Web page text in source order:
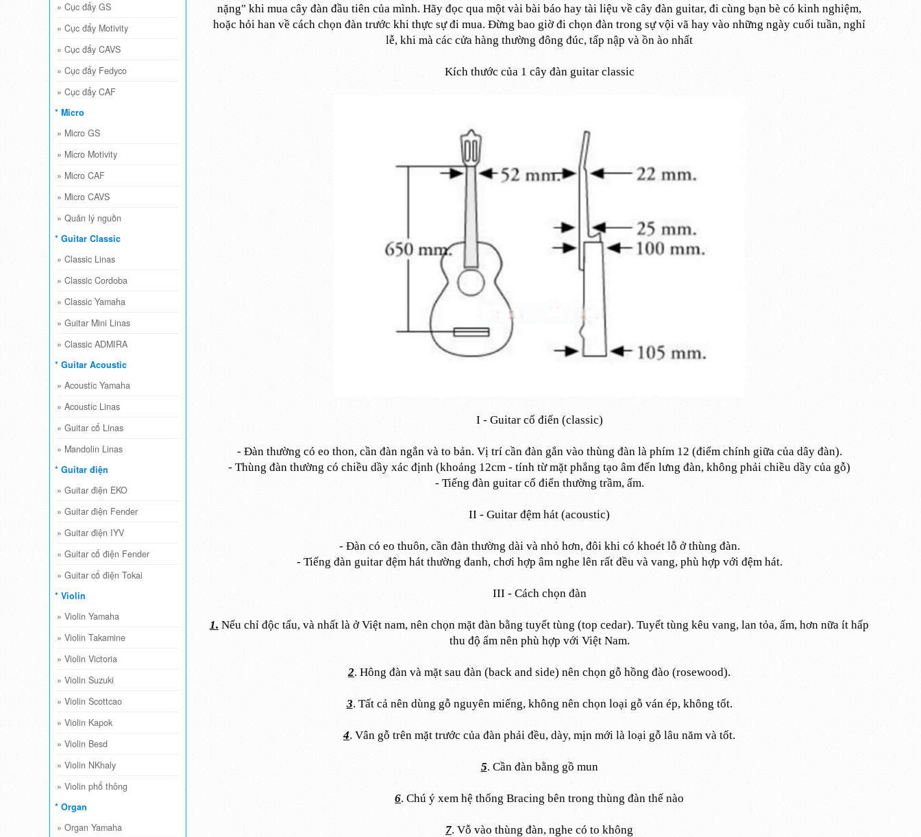
» Cục đẩy GS
» Cục đẩy Motivity
» Cục đẩy CAVS
» Cục đẩy Fedyco
» Cục đẩy CAF
* Micro
» Micro GS
» Micro Motivity
» Micro CAF
» Micro CAVS
» Quản lý nguồn
* Guitar Classic
» Classic Linas
» Classic Cordoba
» Classic Yamaha
» Guitar Mini Linas
» Classic ADMIRA
* Guitar Acoustic
» Acoustic Yamaha
» Acoustic Linas
» Guitar cổ Linas
» Mandolin Linas
* Guitar điện
» Guitar điện EKO
» Guitar điện Fender
» Guitar điện IYV
» Guitar cổ điện Fender
» Guitar cổ điện Tokai
* Violin
» Violin Yamaha
» Violin Takamine
» Violin Victoria
» Violin Suzuki
» Violin Scottcao
» Violin Kapok
» Violin Besd
» Violin NKhaly
» Violin phổ thông
* Organ
» Organ Yamaha
nặng" khi mua cây đàn đầu tiên của mình. Hãy đọc qua một vài bài báo hay tài liệu về cây đàn guitar, đi cùng bạn bè có kinh nghiệm,
hoặc hỏi han về cách chọn đàn trước khi thực sự đi mua. Đừng bao giờ đi chọn đàn trong sự vội vã hay vào những ngày cuối tuần, nghỉ
lễ, khi mà các cửa hàng thường đông đúc, tấp nập và ồn ào nhất
Kích thước của 1 cây đàn guitar classic
I - Guitar cổ điển (classic)
- Đàn thường có eo thon, cần đàn ngắn và to bản. Vị trí cần đàn gắn vào thùng đàn là phím 12 (điểm chính giữa của dây đàn).
- Thùng đàn thường có chiều dầy xác định (khoảng 12cm - tính từ mặt phẳng tạo âm đến lưng đàn, không phải chiều dầy của gỗ)
- Tiếng đàn guitar cổ điển thường trầm, ấm.
II - Guitar đệm hát (acoustic)
- Đàn có eo thuôn, cần đàn thường dài và nhỏ hơn, đôi khi có khoét lỗ ở thùng đàn.
- Tiếng đàn guitar đệm hát thường đanh, chơi hợp âm nghe lên rất đều và vang, phù hợp với đệm hát.
III - Cách chọn đàn
1. Nếu chỉ độc tấu, và nhất là ở Việt nam, nên chọn mặt đàn bằng tuyết tùng (top cedar). Tuyết tùng kêu vang, lan tỏa, ấm, hơn nữa ít hấp
thu độ ẩm nên phù hợp với Việt Nam.
2. Hông đàn và mặt sau đàn (back and side) nên chọn gỗ hồng đào (rosewood).
3. Tất cả nên dùng gỗ nguyên miếng, không nên chọn loại gỗ ván ép, không tốt.
4. Vân gỗ trên mặt trước của đàn phải đều, dày, mịn mới là loại gỗ lâu năm và tốt.
5. Cần đàn bằng gồ mun
6. Chú ý xem hệ thống Bracing bên trong thùng đàn thế nào
7. Vỗ vào thùng đàn, nghe có to không